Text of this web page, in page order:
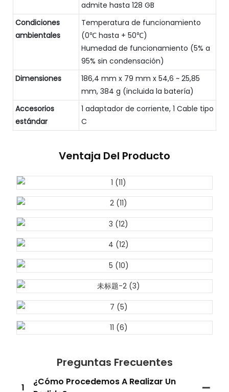
admite hasta 128 GB
Condiciones
ambientales
Temperatura de funcionamiento
(0℃ hasta + 50℃)
Humedad de funcionamiento (5% a
95% sin condensación)
Dimensiones
186,4 mm x 79 mm x 54,6 ~ 25,85
mm, 384 g (incluida la batería)
Accesorios
estándar
1 adaptador de corriente, 1 Cable tipo
C
Ventaja Del Producto
Preguntas Frecuentes
1
¿Cómo Procedemos A Realizar Un